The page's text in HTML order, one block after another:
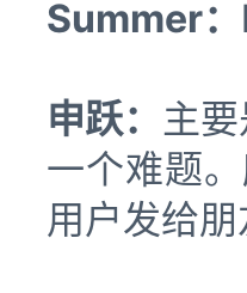
Summer：
申跃： 主
一个难题
用户发给